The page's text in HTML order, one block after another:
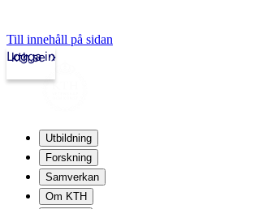
Till innehåll på sidan
kth.se
Logga in
Utbildning
Forskning
Samverkan
Om KTH